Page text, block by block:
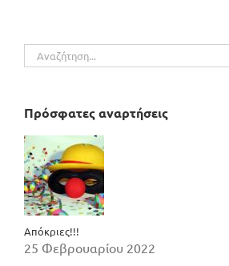
Αναζήτηση
για:
Πρόσφατες αναρτήσεις
Απόκριες!!!
25 Φεβρουαρίου 2022